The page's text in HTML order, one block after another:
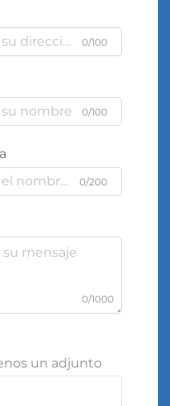
0/100
0/100
0/200
0/1000
un adjunto